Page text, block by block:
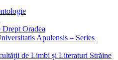
Oradea
Apulensis – Series
de Limbi și Literaturi Străine